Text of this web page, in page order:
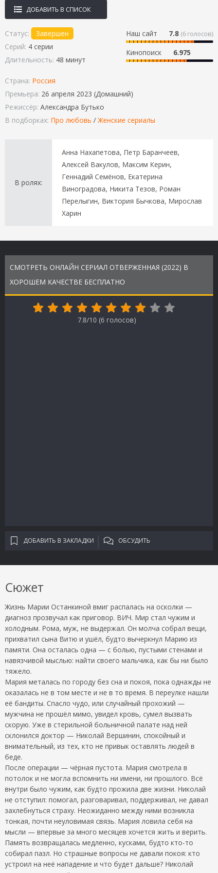
ДОБАВИТЬ В СПИСОК
Наш сайт 7.8 (6 голосов)
Кинопоиск 6.975
Статус:
Завершен
Серий: 4 серии
Длительность: 48 минут
Страна: Россия
Премьера: 26 апреля 2023 (Домашний)
Режиссёр: Александра Бутько
В подборках: Про любовь / Женские сериалы
В ролях:
Анна Нахапетова, Петр Баранчеев,
Алексей Вакулов, Максим Керин,
Геннадий Семёнов, Екатерина
Виноградова, Никита Тезов, Роман
Перелыгин, Виктория Бычкова, Мирослав
Харин
СМОТРЕТЬ ОНЛАЙН СЕРИАЛ ОТВЕРЖЕННАЯ (2022) В
ХОРОШЕМ КАЧЕСТВЕ БЕСПЛАТНО
7.8/10 (6 голосов)
ДОБАВИТЬ В ЗАКЛАДКИ ОБСУДИТЬ
Сюжет
Жизнь Марии Останкиной вмиг распалась на осколки —
диагноз прозвучал как приговор. ВИЧ. Мир стал чужим и
холодным. Рома, муж, не выдержал. Он молча собрал вещи,
прихватил сына Витю и ушёл, будто вычеркнул Марию из
памяти. Она осталась одна — с болью, пустыми стенами и
навязчивой мыслью: найти своего мальчика, как бы ни было
тяжело.
Мария металась по городу без сна и покоя, пока однажды не
оказалась не в том месте и не в то время. В переулке нашли
её бандиты. Спасло чудо, или случайный прохожий —
мужчина не прошёл мимо, увидел кровь, сумел вызвать
скорую. Уже в стерильной больничной палате над ней
склонился доктор — Николай Вершинин, спокойный и
внимательный, из тех, кто не привык оставлять людей в
беде.
После операции — чёрная пустота. Мария смотрела в
потолок и не могла вспомнить ни имени, ни прошлого. Всё
внутри было чужим, как будто прожила две жизни. Николай
не отступил: помогал, разговаривал, поддерживал, не давал
захлебнуться страху. Неожиданно между ними возникла
тонкая, почти неуловимая связь. Мария ловила себя на
мысли — впервые за много месяцев хочется жить и верить.
Память возвращалась медленно, кусками, будто кто-то
собирал пазл. Но страшные вопросы не давали покоя: кто
устроил на неё нападение и что будет дальше? Николай